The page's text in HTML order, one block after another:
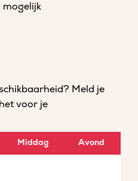
mogelijk
Meld je
voor je
Middag Avond